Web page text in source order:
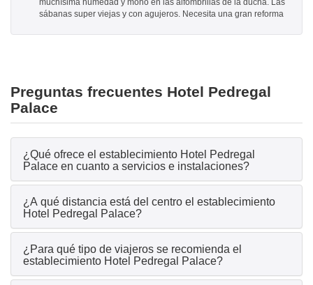
muchísima humedad y moho en las alfombrillas de la ducha. Las
sábanas super viejas y con agujeros. Necesita una gran reforma
Preguntas frecuentes Hotel Pedregal
Palace
¿Qué ofrece el establecimiento Hotel Pedregal
Palace en cuanto a servicios e instalaciones?
¿A qué distancia está del centro el establecimiento
Hotel Pedregal Palace?
¿Para qué tipo de viajeros se recomienda el
establecimiento Hotel Pedregal Palace?